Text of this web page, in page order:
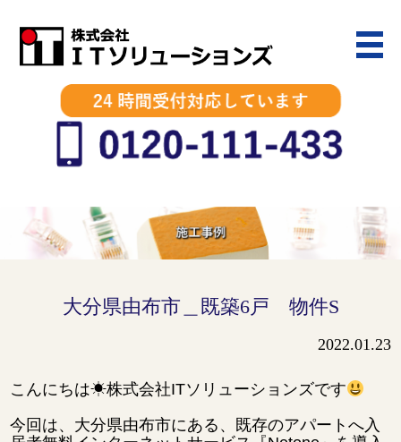
大分県由布市＿既築6戸 物件S
2022.01.23
こんにちは☀株式会社ITソリューションズです
今回は、大分県由布市にある、既存のアパートへ入